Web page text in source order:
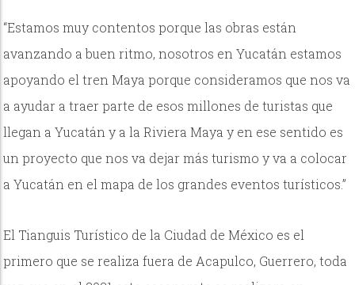
“Estamos muy contentos porque las obras están
avanzando a buen ritmo, nosotros en Yucatán estamos
apoyando el tren Maya porque consideramos que nos va
a ayudar a traer parte de esos millones de turistas que
llegan a Yucatán y a la Riviera Maya y en ese sentido es
un proyecto que nos va dejar más turismo y va a colocar
a Yucatán en el mapa de los grandes eventos turísticos.”
El Tianguis Turístico de la Ciudad de México es el
primero que se realiza fuera de Acapulco, Guerrero, toda